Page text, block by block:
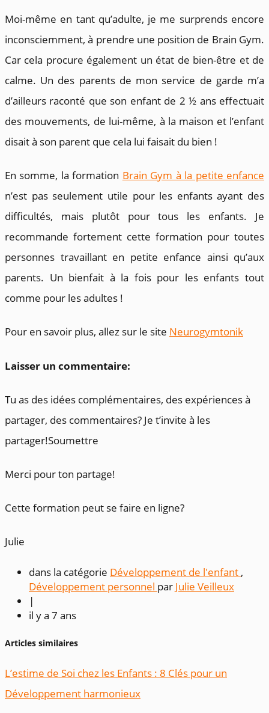
Moi-même en tant qu’adulte, je me surprends encore
inconsciemment, à prendre une position de Brain Gym.
Car cela procure également un état de bien-être et de
calme. Un des parents de mon service de garde m’a
d’ailleurs raconté que son enfant de 2 ½ ans effectuait
des mouvements, de lui-même, à la maison et l’enfant
disait à son parent que cela lui faisait du bien !
En somme, la formation Brain Gym à la petite enfance
n’est pas seulement utile pour les enfants ayant des
difficultés, mais plutôt pour tous les enfants. Je
recommande fortement cette formation pour toutes
personnes travaillant en petite enfance ainsi qu’aux
parents. Un bienfait à la fois pour les enfants tout
comme pour les adultes !
Pour en savoir plus, allez sur le site Neurogymtonik
Laisser un commentaire:
Tu as des idées complémentaires, des expériences à
partager, des commentaires? Je t’invite à les
partager!Soumettre
Merci pour ton partage!
Cette formation peut se faire en ligne?
Julie
dans la catégorie Développement de l'enfant ,
Développement personnel par Julie Veilleux
|
il y a 7 ans
Articles similaires
L’estime de Soi chez les Enfants : 8 Clés pour un
Développement harmonieux